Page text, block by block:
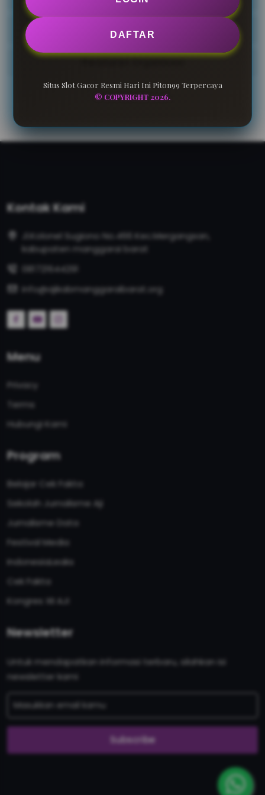
Kode Perilaku
DAFTAR
Situs Slot Gacor Resmi Hari Ini Piton99 Terpercaya
© COPYRIGHT 2026.
Kontak Kami
Jl.Kolonel Sugiono No.466 Kec.Mergangsan,
kabupaten manggarai barat
081721644291
info@ajikabmanggaraibarat.org
Menu
Privacy
Terms
Hubungi Kami
Program
Belajar Cek Fakta
Sekolah Jurnalisme Aji
Jurnalisme Data
Festival Media
IndonesiaLeaks
Cek Fakta
Kongres XII AJI
Newsletter
Untuk mendapatkan informasi terbaru, silahkan isi
newsletter kami
Subscribe